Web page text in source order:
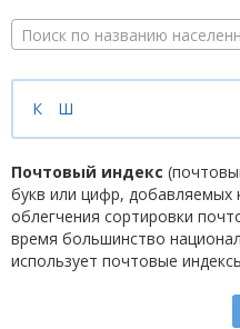
Поиск по названию
К Ш
Почтовый индекс
букв или цифр, добавляемых
облегчения сортировки
время большинство
использует почтовые